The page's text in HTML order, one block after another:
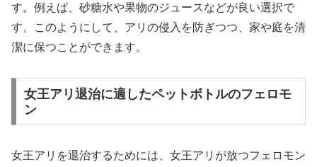
す。例えば、砂糖水や果物のジュースなどが良い選択で
す。このようにして、アリの侵入を防ぎつつ、家や庭を清
潔に保つことができます。
女王アリ退治に適したペットボトルのフェロモ
ン
女王アリを退治するためには、女王アリが放つフェロモン